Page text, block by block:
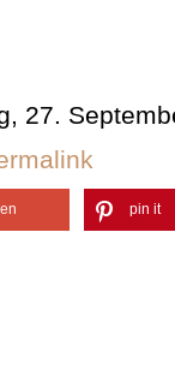
27.
pin it